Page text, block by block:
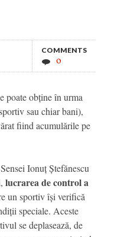
COMMENTS
0
poate obține în urma
sau chiar bani),
fiind acumulările pe
Ionuț Ștefănescu
lucrarea de control a
un sportiv își verifică
speciale. Aceste
se deplasează, de